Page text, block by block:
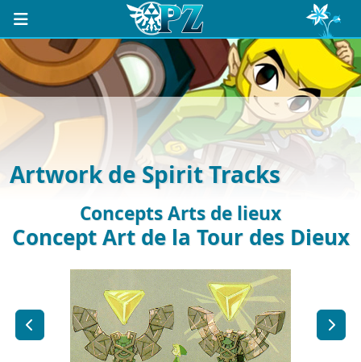
Artwork de Spirit Tracks
Concepts Arts de lieux
Concept Art de la Tour des Dieux